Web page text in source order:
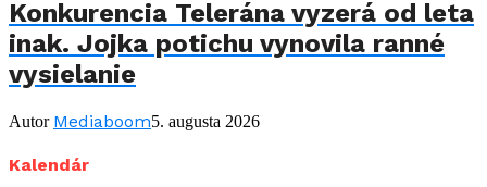
Konkurencia Telerána vyzerá od leta
inak. Jojka potichu vynovila ranné
vysielanie
Autor Mediaboom5. augusta 2026
Kalendár